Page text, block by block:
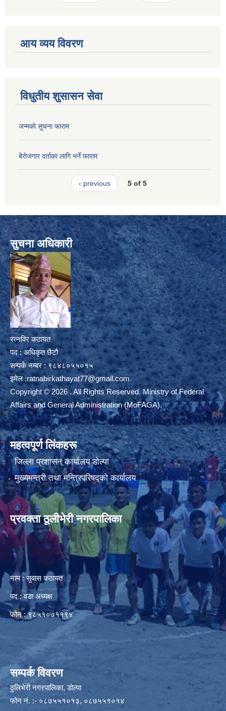
आय व्यय विवरण
विधुतीय शुसासन सेवा
जन्मकाे सुचना फाराम
बेराेजगार दर्ताका लागि भर्ने फाराम
‹ previous 5 of 5
सुचना अधिकारी
रत्नविर कठायत
पद : अधिकृत छैटौ
सम्पर्क नम्बर : ९८४८०५५०१५
इमेल :ratnabirkathayat77@gmail.com
Copyright © 2026 . All Rights Reserved. Ministry of Federal
Affairs and General Administration (MoFAGA).
महत्वपूर्ण लिंकहरू
जिल्ला प्रशासन कार्यालय डाेल्पा
मुख्यमन्त्री तथा मन्त्रिपरिषद्को कार्यालय
प्रवक्ता ठूलीभेरी नगरपालिका
नाम : सुवास कठायत
पद : वडा अध्यक्ष
फोन : ९८५१०७११९४
सम्पर्क विवरण
ठुलिभेरी नगरपालिका, डोल्पा
फोन नं. :- ०८७५५१०१३, ०८७५५१०१४